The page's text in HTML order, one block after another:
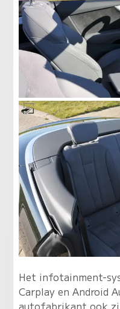
Het infotainment-
Carplay en Android
autofabrikant ook